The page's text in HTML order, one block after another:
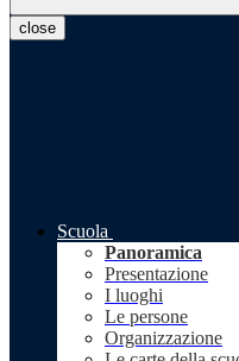
close
Scuola
Panoramica
Presentazione
I luoghi
Le persone
Organizzazione